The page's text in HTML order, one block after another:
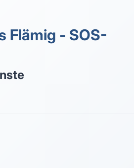
Flämig - SOS-